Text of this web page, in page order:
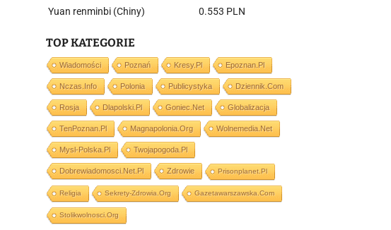
Yuan renminbi (Chiny)
0.553 PLN
TOP KATEGORIE
Wiadomości Poznań Kresy.pl Epoznan.pl
Nczas.info Polonia Publicystyka Dziennik.com
Rosja Dlapolski.pl Goniec.net Globalizacja
TenPoznan.pl Magnapolonia.org Wolnemedia.net
Mysl-Polska.pl Twojapogoda.pl
Dobrewiadomosci.net.pl Zdrowie Prisonplanet.pl
Religia Sekrety-Zdrowia.org Gazetawarszawska.com
Stolikwolnosci.org